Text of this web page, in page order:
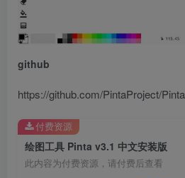
github
https://github.com/PintaProject/
绘图工具 Pinta v3.1 中文安装版
此内容为付费资源，请付费后查看
付费资源